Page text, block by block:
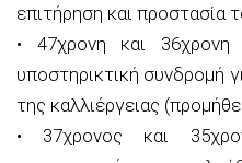
επιτήρηση και προστασία
• 47χρονη και 36χρονη
υποστηρικτική συνδρομή
της καλλιέργειας
• 37χρονος και